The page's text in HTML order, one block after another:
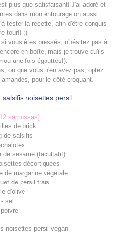
plus que satisfaisant! J'ai adoré et
dans mon entourage on aussi
tester la recette, afin d'être conquis
tour!! ;)
vous êtes pressés, n'hésitez pas à
en boîte, mais je trouve qu'ils
une fois égouttés!).
ou que vous n'en avez pas, optez
pour le côté croquant.
samossas}
de brick
de salsifis
de sésame (facultatif)
décortiquées
de margarine végétale
de persil frais
d'olive
- sel